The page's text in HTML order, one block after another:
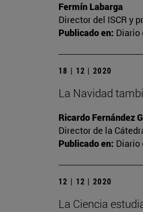
Fermín Labarga
Director del ISCR y
Publicado en: Diario
18 | 12 | 2020
La Navidad
Ricardo Fernández
Director de la
Publicado en: Diario
12 | 12 | 2020
La Ciencia